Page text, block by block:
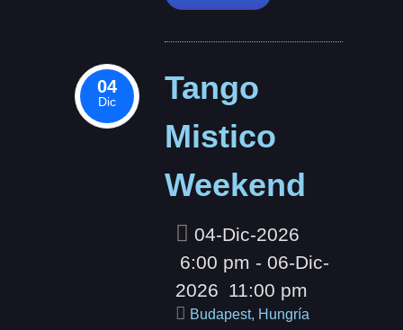
04
Dic
Tango
Mistico
Weekend
04-Dic-2026
6:00 pm - 06-Dic-
2026 11:00 pm
Budapest, Hungría